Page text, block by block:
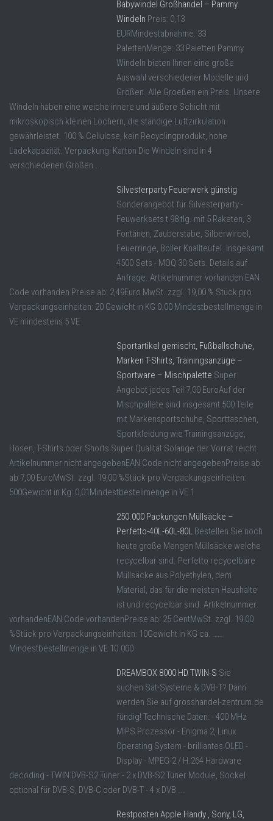
Babywindel Großhandel – Pammy
Windeln Preis: 0,13
EURMindestabnahme: 33
PalettenMenge: 33 Paletten Pammy
Windeln bieten Ihnen eine große
Auswahl verschiedener Modelle und
Größen. Alle Groeßen ein Preis. Unsere
Windeln haben eine weiche innere und äußere Schicht mit
mikroskopisch kleinen Löchern, die ständige Luftzirkulation
gewährleistet. 100 % Cellulose, kein Recyclingprodukt, hohe
Ladekapazität. Verpackung: Karton Die Windeln sind in 4
verschiedenen Größen ...
Silvesterparty Feuerwerk günstig
Sonderangebot für Silvesterparty -
Feuwerksets t 98 tlg. mit 5 Raketen, 3
Fontänen, Zauberstäbe, Silberwirbel,
Feuerringe, Böller Knallteufel. Insgesamt
4500 Sets - MOQ 30 Sets. Details auf
Anfrage. Artikelnummer vorhanden EAN
Code vorhanden Preise ab: 2,49Euro MwSt. zzgl. 19,00 % Stück pro
Verpackungseinheiten: 20 Gewicht in KG 0.00 Mindestbestellmenge in
VE mindestens 5 VE
Sportartikel gemischt, Fußballschuhe,
Marken T-Shirts, Trainingsanzüge –
Sportware – Mischpalette Super
Angebot jedes Teil 7,00 EuroAuf der
Mischpallete sind insgesamt 500 Teile
mit Markensportschuhe, Sporttaschen,
Sportkleidung wie Trainingsanzüge,
Hosen, T-Shirts oder Shorts Super Qualität Solange der Vorrat reicht
Artikelnummer nicht angegebenEAN Code nicht angegebenPreise ab:
ab 7,00 EuroMwSt. zzgl. 19,00 %Stück pro Verpackungseinheiten:
500Gewicht in Kg: 0,01Mindestbestellmenge in VE 1
250.000 Packungen Müllsäcke –
Perfetto-40L-60L-80L Bestellen Sie noch
heute große Mengen Müllsäcke welche
recycelbar sind. Perfetto recycelbare
Müllsäcke aus Polyethylen, dem
Material, das für die meisten Haushalte
ist und recycelbar sind. Artikelnummer:
vorhandenEAN Code vorhandenPreise ab: 25 CentMwSt. zzgl. 19,00
%Stück pro Verpackungseinheiten: 10Gewicht in KG ca. ……
Mindestbestellmenge in VE 10.000
DREAMBOX 8000 HD TWIN-S Sie
suchen Sat-Systeme & DVB-T? Dann
werden Sie auf grosshandel-zentrum.de
fündig! Technische Daten: - 400 MHz
MIPS Prozessor - Enigma 2, Linux
Operating System - brilliantes OLED -
Display - MPEG-2 / H.264 Hardware
decoding - TWIN DVB-S2 Tuner - 2 x DVB-S2 Tuner Module, Sockel
optional für DVB-S, DVB-C oder DVB-T - 4 x DVB ...
Restposten Apple Handy , Sony, LG,